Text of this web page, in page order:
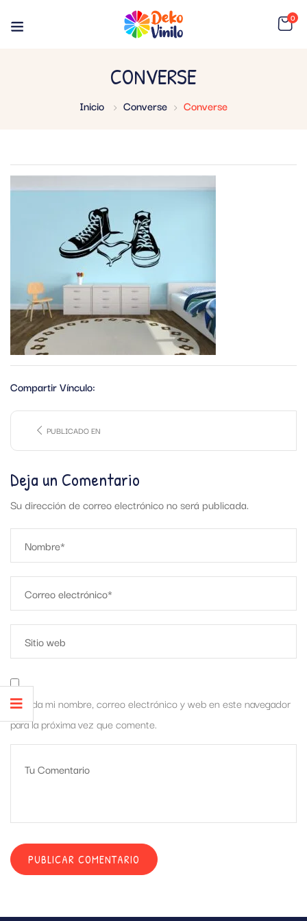
0
CONVERSE
Inicio Converse Converse
Compartir Vínculo:
PUBLICADO EN
Deja un Comentario
Su dirección de correo electrónico no será publicada.
Guarda mi nombre, correo electrónico y web en este navegador
para la próxima vez que comente.